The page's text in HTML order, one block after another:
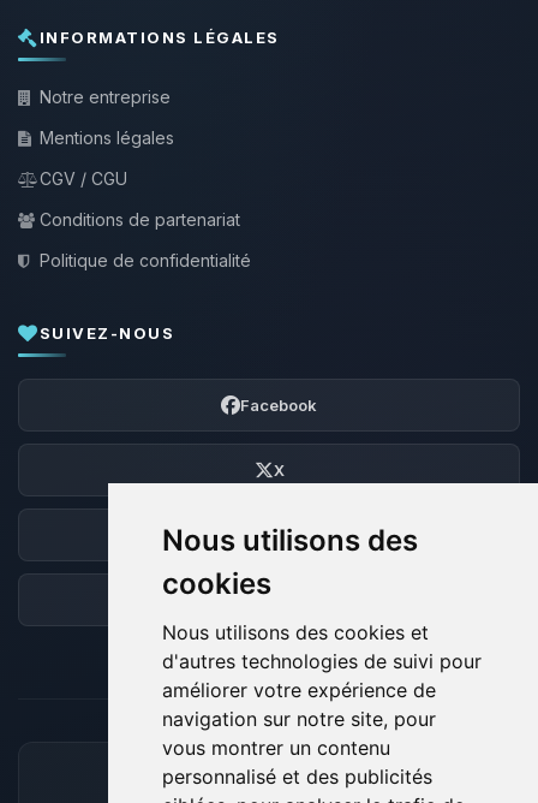
Nous utilisons des
cookies
Nous utilisons des cookies et
d'autres technologies de suivi pour
améliorer votre expérience de
navigation sur notre site, pour
vous montrer un contenu
personnalisé et des publicités
INFORMATIONS LÉGALES
Notre entreprise
Mentions légales
CGV / CGU
Conditions de partenariat
Politique de confidentialité
SUIVEZ-NOUS
Facebook
X
Discord
Forum
MOYENS DE PAIEMENT ACCEPTÉS